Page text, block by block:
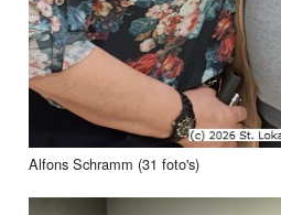
Alfons Schramm (31 foto's)